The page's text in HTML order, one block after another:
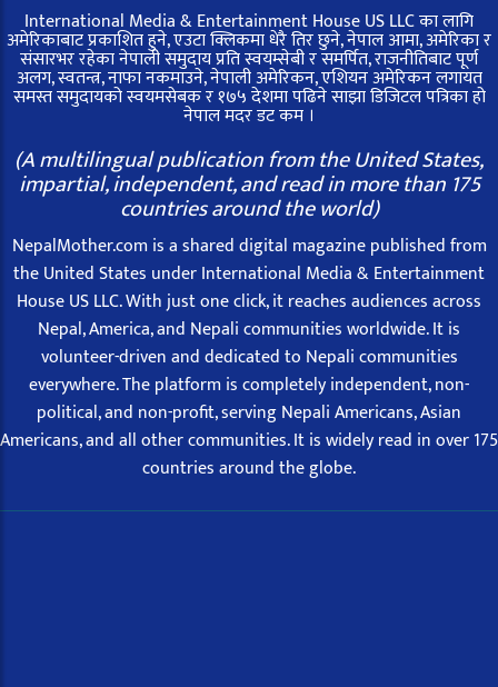
International Media & Entertainment House US LLC का लागि
अमेरिकाबाट प्रकाशित हुने, एउटा क्लिकमा धेरै तिर छुने, नेपाल आमा, अमेरिका र
संसारभर रहेका नेपाली समुदाय प्रति स्वयम्सेबी र समर्पित, राजनीतिबाट पूर्ण
अलग, स्वतन्त्र, नाफा नकमाउने, नेपाली अमेरिकन, एशियन अमेरिकन लगायत
समस्त समुदायको स्वयमसेबक र १७५ देशमा पढिने साझा डिजिटल पत्रिका हो
नेपाल मदर डट कम ।
(A multilingual publication from the United States,
impartial, independent, and read in more than 175
countries around the world)
NepalMother.com is a shared digital magazine published from
the United States under International Media & Entertainment
House US LLC. With just one click, it reaches audiences across
Nepal, America, and Nepali communities worldwide. It is
volunteer-driven and dedicated to Nepali communities
everywhere. The platform is completely independent, non-
political, and non-profit, serving Nepali Americans, Asian
Americans, and all other communities. It is widely read in over 175
countries around the globe.